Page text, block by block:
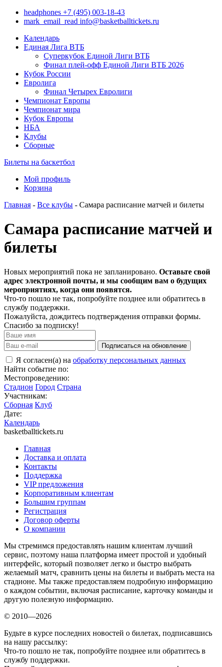
headphones +7 (495) 003-18-43
mark_email_read info@basketballtickets.ru
Календарь
Единая Лига ВТБ
Суперкубок Единой Лиги ВТБ
Финал плей-офф Единой Лиги ВТБ 2026
Кубок России
Евролига
Финал Четырех Евролиги
Чемпионат Европы
Чемпионат мира
Кубок Европы
НБА
Клубы
Сборные
Билеты на баскетбол
Мой профиль
Корзина
Главная - Все клубы - Самара расписание матчей и билеты
Самара расписание матчей и
билеты
Новых мероприятий пока не запланировано. Оставьте свой
адрес электронной почты, и мы сообщим вам о будущих
мероприятиях, когда они появятся.
Что-то пошло не так, попробуйте позднее или обратитесь в
службу поддержки.
Пожалуйста, дождитесь подтверждения отправки формы.
Спасибо за подписку!
Подписаться на обновление
Я согласен(а) на обработку персональных данных
Найти событие по:
Местопроведению:
Стадион Город Страна
Участникам:
Сборная Клуб
Дате:
Календарь
basketballtickets.ru
Главная
Доставка и оплата
Контакты
Поддержка
VIP предложения
Корпоративным клиентам
Большим группам
Регистрация
Договор оферты
О компании
Мы стремимся предоставлять нашим клиентам лучший
сервис, поэтому наша платформа имеет простой и удобный
интерфейс, который позволяет легко и быстро выбрать
желаемый матч, сравнить цены на билеты и выбрать места на
стадионе. Мы также предоставляем подробную информацию
о каждом событии, включая расписание, карточку команды и
другую полезную информацию.
© 2010—2026
Будьте в курсе последних новостей о билетах, подписавшись
на нашу рассылку:
Что-то пошло не так, попробуйте позднее или обратитесь в
службу поддержки.